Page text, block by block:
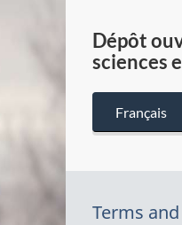
Dépôt
sciences
Français
Terms and